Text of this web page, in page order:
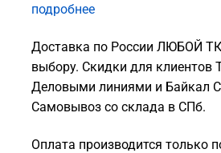
подробнее
Доставка по России ЛЮБОЙ
выбору. Скидки для клиентов
Деловыми линиями и Байкал
Самовывоз со склада в СПб.
Оплата производится только